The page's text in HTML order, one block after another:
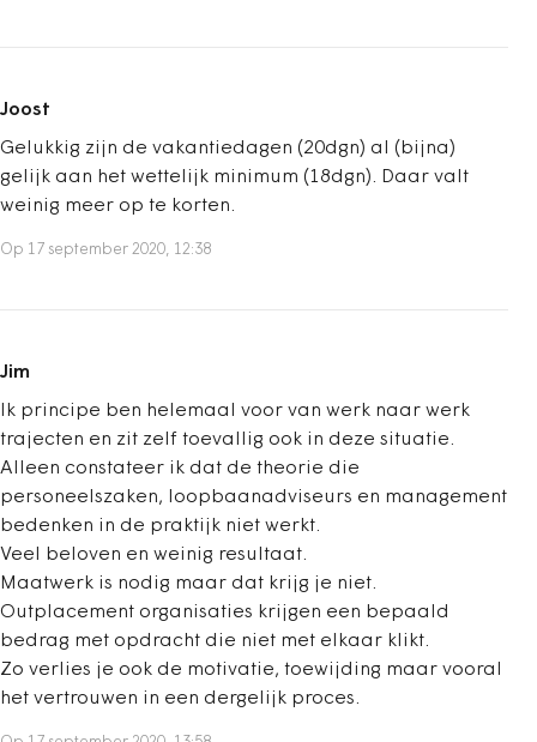
Joost
Gelukkig zijn de vakantiedagen (20dgn) al (bijna)
gelijk aan het wettelijk minimum (18dgn). Daar valt
weinig meer op te korten.
Op 17 september 2020, 12:38
Jim
Ik principe ben helemaal voor van werk naar werk
trajecten en zit zelf toevallig ook in deze situatie.
Alleen constateer ik dat de theorie die
personeelszaken, loopbaanadviseurs en management
bedenken in de praktijk niet werkt.
Veel beloven en weinig resultaat.
Maatwerk is nodig maar dat krijg je niet.
Outplacement organisaties krijgen een bepaald
bedrag met opdracht die niet met elkaar klikt.
Zo verlies je ook de motivatie, toewijding maar vooral
het vertrouwen in een dergelijk proces.